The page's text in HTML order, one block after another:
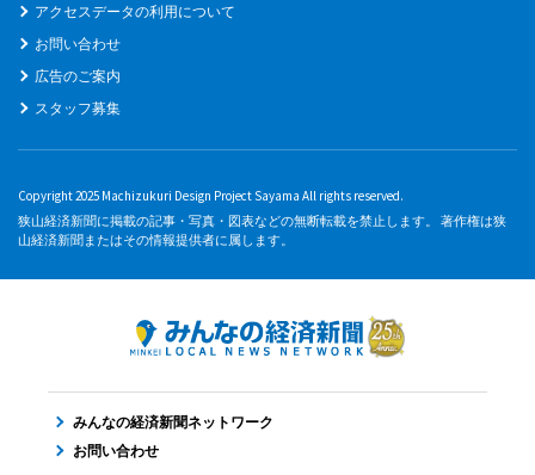
アクセスデータの利用について
お問い合わせ
広告のご案内
スタッフ募集
Copyright 2025 Machizukuri Design Project Sayama All rights reserved.
狭山経済新聞に掲載の記事・写真・図表などの無断転載を禁止します。 著作権は狭
山経済新聞またはその情報提供者に属します。
みんなの経済新聞ネットワーク
お問い合わせ